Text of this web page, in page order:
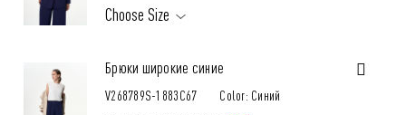
Choose Size
Брюки широкие синие
V268789S-1883C67 Color: Синий